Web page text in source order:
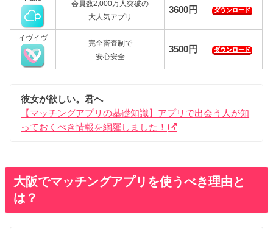
会員数2,000万人突破の
大人気アプリ
3600円 ダウンロード
イヴイヴ
完全審査制で
安心安全
3500円 ダウンロード
彼女が欲しい。君へ
【マッチングアプリの基礎知識】アプリで出会う人が知
っておくべき情報を網羅しました！
大阪でマッチングアプリを使うべき理由と
は？